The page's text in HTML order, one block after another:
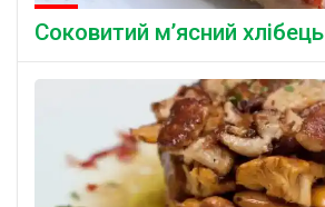
Соковитий м’ясний хлібець